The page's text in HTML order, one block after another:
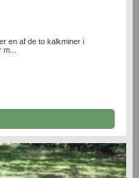
en af de to kalkminer i